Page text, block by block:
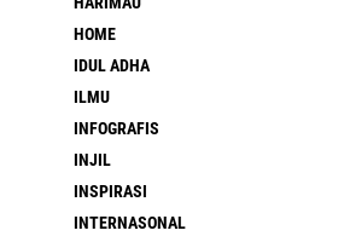
HOME
IDUL ADHA
ILMU
INFOGRAFIS
INJIL
INSPIRASI
INTERNASONAL